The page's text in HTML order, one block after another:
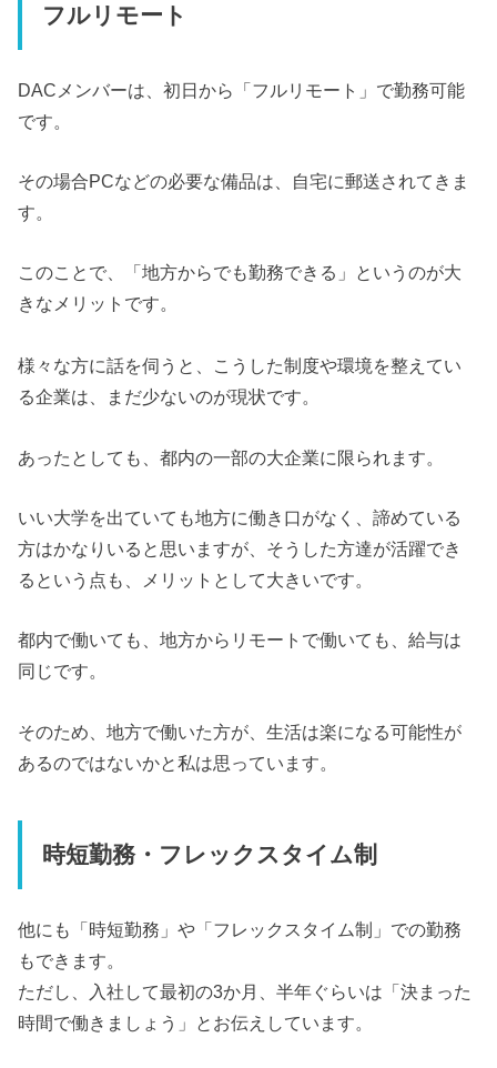
フルリモート
DACメンバーは、初日から「フルリモート」で勤務可能
です。
その場合PCなどの必要な備品は、自宅に郵送されてきま
す。
このことで、「地方からでも勤務できる」というのが大
きなメリットです。
様々な方に話を伺うと、こうした制度や環境を整えてい
る企業は、まだ少ないのが現状です。
あったとしても、都内の一部の大企業に限られます。
いい大学を出ていても地方に働き口がなく、諦めている
方はかなりいると思いますが、そうした方達が活躍でき
るという点も、メリットとして大きいです。
都内で働いても、地方からリモートで働いても、給与は
同じです。
そのため、地方で働いた方が、生活は楽になる可能性が
あるのではないかと私は思っています。
時短勤務・フレックスタイム制
他にも「時短勤務」や「フレックスタイム制」での勤務
もできます。
ただし、入社して最初の3か月、半年ぐらいは「決まった
時間で働きましょう」とお伝えしています。